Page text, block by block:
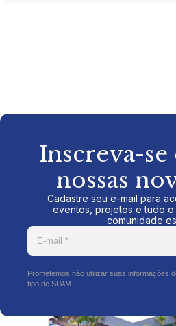
Inscreva-se
nossas
Cadastre seu e-mail para
eventos, projetos e tudo
comunidade
Prometemos não utilizar suas informações
tipo de SPAM.